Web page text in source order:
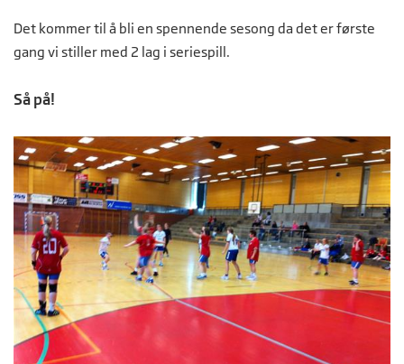
Det kommer til å bli en spennende sesong da det er første
gang vi stiller med 2 lag i seriespill.
Så på!